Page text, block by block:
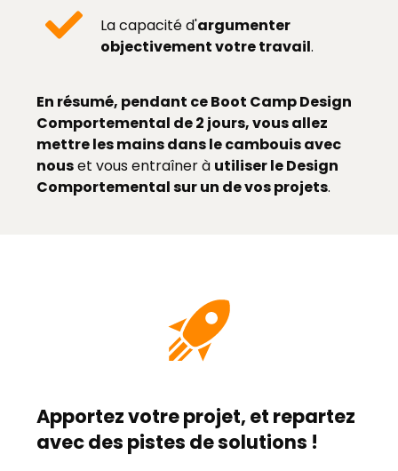
La capacité d'argumenter
objectivement votre travail.
En résumé, pendant ce Boot Camp Design
Comportemental de 2 jours, vous allez
mettre les mains dans le cambouis avec
nouset vous entraîner à utiliser le Design
Comportemental sur un de vos projets.
Apportez votre projet, et repartez
avec des pistes de solutions !